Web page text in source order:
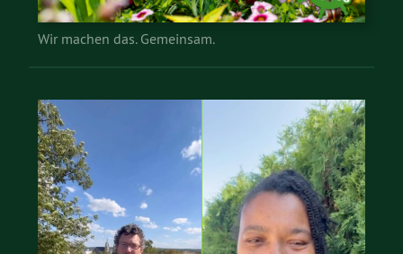
Wir machen das. Gemeinsam.